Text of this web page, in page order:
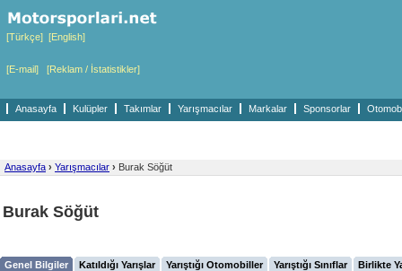
[Türkçe] [English]
[E-mail] [Reklam / İstatistikler]
Anasayfa Kulüpler Takımlar Yarışmacılar Markalar Sponsorlar
Anasayfa › Yarışmacılar › Burak Söğüt
Burak Söğüt
Genel Bilgiler Katıldığı Yarışlar Yarıştığı Otomobiller Yarıştığı Sınıflar
Birlikte